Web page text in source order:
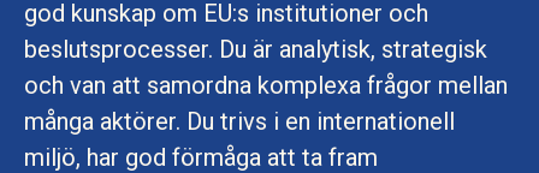
god kunskap om EU:s institutioner och
beslutsprocesser. Du är analytisk, strategisk
och van att samordna komplexa frågor mellan
många aktörer. Du trivs i en internationell
miljö, har god förmåga att ta fram